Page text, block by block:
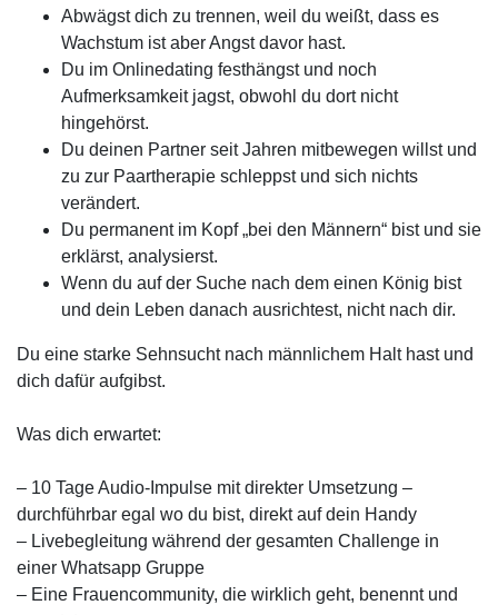
Abwägst dich zu trennen, weil du weißt, dass es
Wachstum ist aber Angst davor hast.
Du im Onlinedating festhängst und noch
Aufmerksamkeit jagst, obwohl du dort nicht
hingehörst.
Du deinen Partner seit Jahren mitbewegen willst und
zu zur Paartherapie schleppst und sich nichts
verändert.
Du permanent im Kopf „bei den Männern“ bist und sie
erklärst, analysierst.
Wenn du auf der Suche nach dem einen König bist
und dein Leben danach ausrichtest, nicht nach dir.
Du eine starke Sehnsucht nach männlichem Halt hast und
dich dafür aufgibst.
Was dich erwartet:
– 10 Tage Audio-Impulse mit direkter Umsetzung –
durchführbar egal wo du bist, direkt auf dein Handy
– Livebegleitung während der gesamten Challenge in
einer Whatsapp Gruppe
– Eine Frauencommunity, die wirklich geht, benennt und